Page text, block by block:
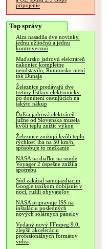
pripojenie
Top správy
Alza nasadila dve novinky,
jednu užitočnú a jednu
kontroverznú
Maďarsko jadrovú elektráreň
nakoniec kompletne
neodstavilo, Rumunsko mení
tok Dunaja
Železnice predávajú dve
tretiny lístkov elektronicky,
po donútení cestujúcich na
takýto nákup
Ďalšia jadrová elektráreň
južne od Slovenska musela
kvôli teplu znížiť výkon
Železnice znižujú kvôli teplu
rýchlosť iba na 50 km/h,
spôsobuje to meškanie
NASA na diaľku na sonde
Voyager 2 úspešne znížila
spotrebu
Súd zakázal samojazdiacim
Google taxíkom dobíjanie v
noci, rušili obyvateľov
NASA pripravuje ISS na
inštaláciu posledných
nových solárnych panelov
Vydaný nový FFmpeg 9.0,
zlepšil akceleráciu
profesionálnych formátov
videa